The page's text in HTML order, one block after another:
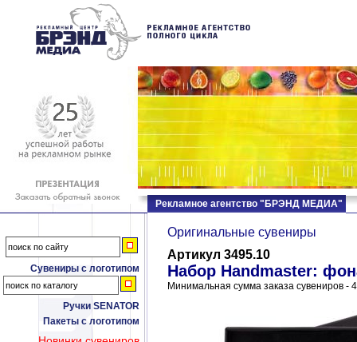
Сувениры с логотипом
Ручки SENATOR
Пакеты с логотипом
Рекламное агентство "БРЭНД МЕДИА"
Оригинальные сувениры
Артикул 3495.10
Набор Handmaster:
Минимальная сумма заказа сувениров -